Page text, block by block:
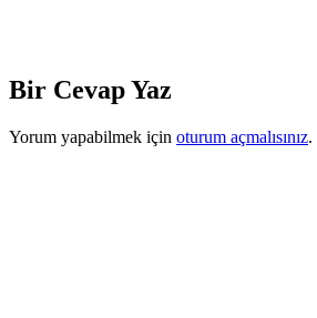
Bir Cevap Yaz
Yorum yapabilmek için oturum açmalısınız.